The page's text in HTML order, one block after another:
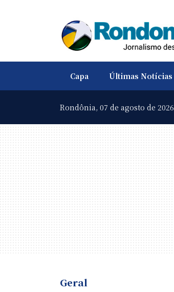
Capa Últimas Notícias
Rondônia, 07 de agosto de 2026
Geral